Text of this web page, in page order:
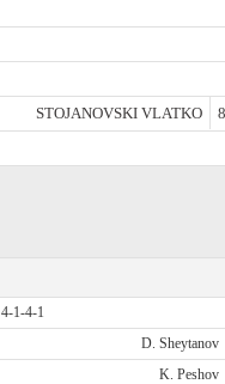
STOJANOVSKI VLATKO
4-1-4-1
D. Sheytanov
K. Peshov